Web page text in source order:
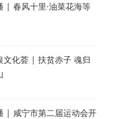
| 春风十里·油菜花海等
文化荟 | 扶贫赤子 魂归
| 咸宁市第二届运动会开